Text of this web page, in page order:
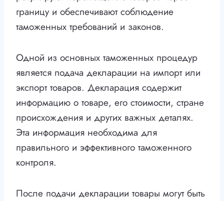
границу и обеспечивают соблюдение
таможенных требований и законов.
Одной из основных таможенных процедур
является подача декларации на импорт или
экспорт товаров. Декларация содержит
информацию о товаре, его стоимости, стране
происхождения и других важных деталях.
Эта информация необходима для
правильного и эффективного таможенного
контроля.
После подачи декларации товары могут быть